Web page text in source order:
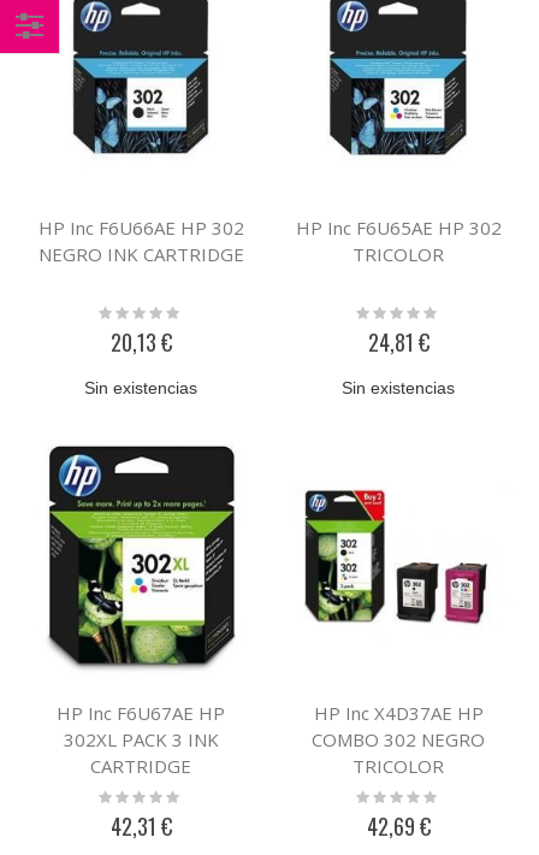
HP Inc F6U66AE HP 302
NEGRO INK CARTRIDGE
Rating:
20,13 €
Sin existencias
HP Inc F6U65AE HP 302
TRICOLOR
Rating:
24,81 €
Sin existencias
HP Inc F6U67AE HP
302XL PACK 3 INK
CARTRIDGE
Rating:
42,31 €
HP Inc X4D37AE HP
COMBO 302 NEGRO
TRICOLOR
Rating:
42,69 €
Comprar